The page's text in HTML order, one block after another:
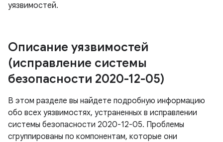
уязвимостей.
Описание уязвимостей
(исправление системы
безопасности 2020-12-05)
В этом разделе вы найдете подробную информацию
обо всех уязвимостях, устраненных в исправлении
системы безопасности 2020-12-05. Проблемы
сгруппированы по компонентам, которые они